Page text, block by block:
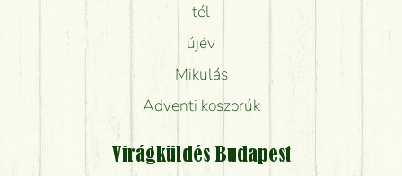
tél
újév
Mikulás
Adventi koszorúk
Virágküldés Budapest